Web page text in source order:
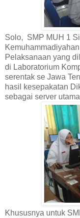
Solo, SMP MUH 1
Pelaksanaan yang
di Laboratorium
serentak se Jawa
hasil kesepakatan
sebagai server
Khususnya untuk